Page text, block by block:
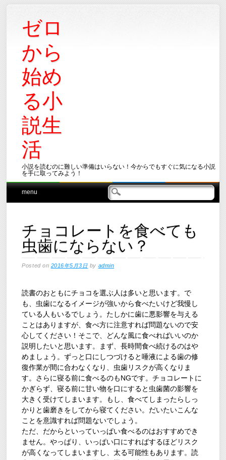
ゼロ
から
始め
る小
説生
活
小説を読むのに難しい準備はいらない！今からでもすぐに気になる小説
を手に取ってみよう！
Main menu
Skip
menu
チョコレートを食べても
虫歯にならない？
Posted on 2016年5月3日 by admin
読書のおともにチョコを選ぶ人は多いと思います。で
も、虫歯になるイメージが強いから食べたいけど我慢し
ている人もいるでしょう。たしかに歯に悪影響を与える
ことはありますが、食べ方に注意すれば問題ないので安
心してください！そこで、どんな風に食べればいいのか
説明したいと思います。まず、長時間食べ続けるのはや
めましょう。ずっと口にしつづけると唾液による歯の修
復作業が間に合わなくなり、虫歯リスクが高くなりま
す。さらに寝る前に食べるのもNGです。チョコレートに
かぎらず、寝る前に甘い物を口にすると虫歯菌の影響を
大きく受けてしまいます。もし、食べてしまったらしっ
かりと歯磨きをしてから寝てください。だいたいこんな
ことを意識すれば問題ないでしょう。
ただ、だからといっていっぱい食べるのはおすすめでき
ません。やっぱり、いっぱい口にすればするほどリスク
が高くなってしまいますし、太る可能性もあります。読